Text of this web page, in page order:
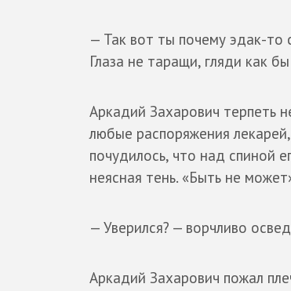
— Так вот ты почему эдак-то
Глаза не таращи, гляди как
Аркадий Захарович терпеть
любые распоряжения
почудилось, что над спиной
неясная тень. «Быть не
— Уверился? — ворчливо
Аркадий Захарович пожал